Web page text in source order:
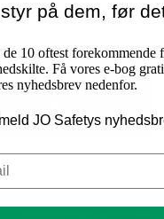
på dem, før
10 oftest forekommende
Få vores e-bog
nyhedsbrev nedenfor.
JO Safetys